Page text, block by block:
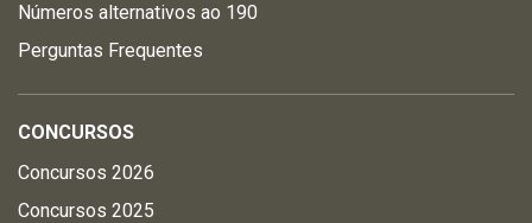
Números alternativos ao 190
Perguntas Frequentes
CONCURSOS
Concursos 2026
Concursos 2025